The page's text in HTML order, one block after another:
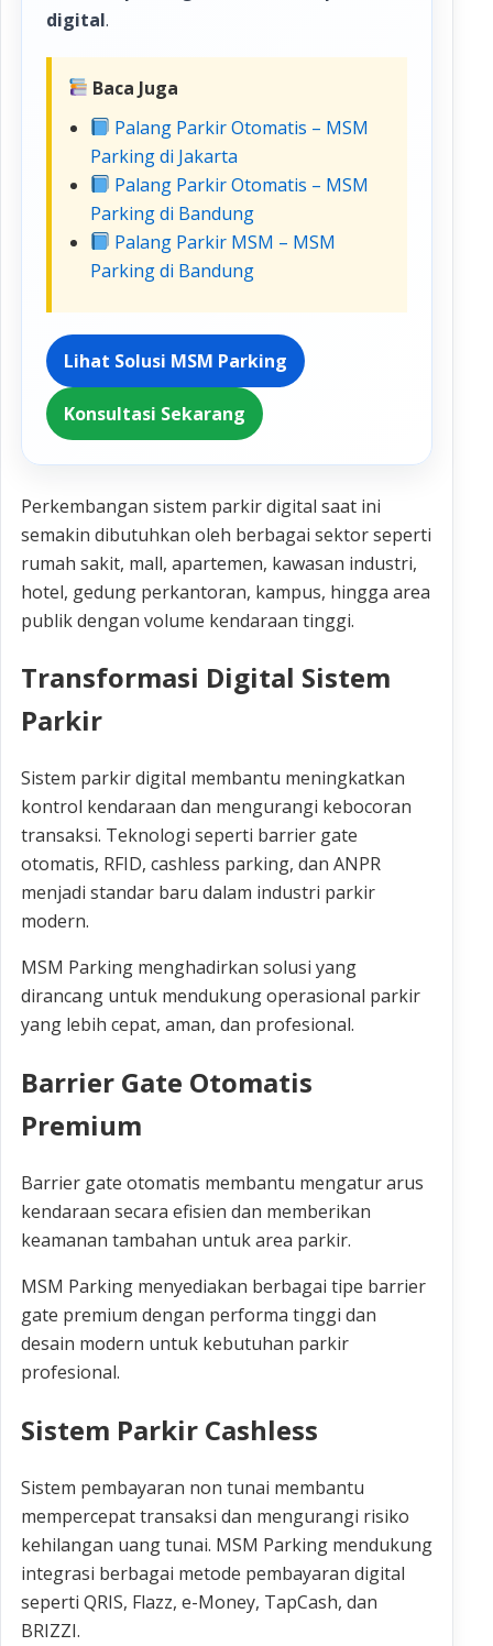
digital.
Baca Juga
Palang Parkir Otomatis – MSM
Parking di Jakarta
Palang Parkir Otomatis – MSM
Parking di Bandung
Palang Parkir MSM – MSM
Parking di Bandung
Lihat Solusi MSM Parking
Konsultasi Sekarang
Perkembangan sistem parkir digital saat ini
semakin dibutuhkan oleh berbagai sektor seperti
rumah sakit, mall, apartemen, kawasan industri,
hotel, gedung perkantoran, kampus, hingga area
publik dengan volume kendaraan tinggi.
Transformasi Digital Sistem
Parkir
Sistem parkir digital membantu meningkatkan
kontrol kendaraan dan mengurangi kebocoran
transaksi. Teknologi seperti barrier gate
otomatis, RFID, cashless parking, dan ANPR
menjadi standar baru dalam industri parkir
modern.
MSM Parking menghadirkan solusi yang
dirancang untuk mendukung operasional parkir
yang lebih cepat, aman, dan profesional.
Barrier Gate Otomatis
Premium
Barrier gate otomatis membantu mengatur arus
kendaraan secara efisien dan memberikan
keamanan tambahan untuk area parkir.
MSM Parking menyediakan berbagai tipe barrier
gate premium dengan performa tinggi dan
desain modern untuk kebutuhan parkir
profesional.
Sistem Parkir Cashless
Sistem pembayaran non tunai membantu
mempercepat transaksi dan mengurangi risiko
kehilangan uang tunai. MSM Parking mendukung
integrasi berbagai metode pembayaran digital
seperti QRIS, Flazz, e-Money, TapCash, dan
BRIZZI.